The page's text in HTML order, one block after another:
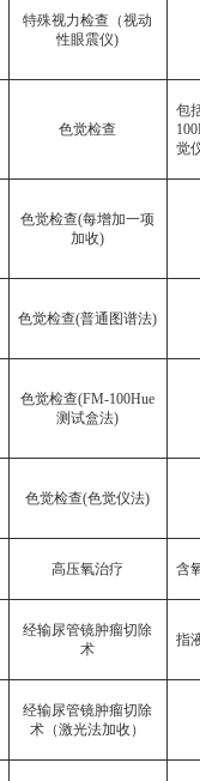
特殊视力检查（视动
性眼震仪)
色觉检查
包
觉
色觉检查(每增加一项
加收)
色觉检查(普通图谱法)
色觉检查(FM-100Hue
测试盒法)
色觉检查(色觉仪法)
高压氧治疗 含
经输尿管镜肿瘤切除
术
指
经输尿管镜肿瘤切除
术（激光法加收）